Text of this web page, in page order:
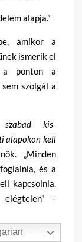
alapja.”
amikor a
ismerik el
a ponton a
szolgál a
szabad kis-
alapokon kell
„Minden
és a
kapcsolnia.
–
időn